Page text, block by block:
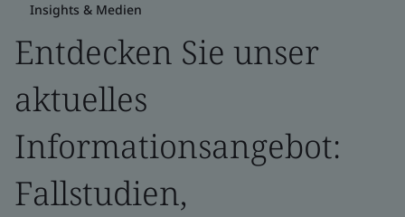
Insights & Medien
Entdecken Sie unser
aktuelles
Informationsangebot:
Fallstudien,